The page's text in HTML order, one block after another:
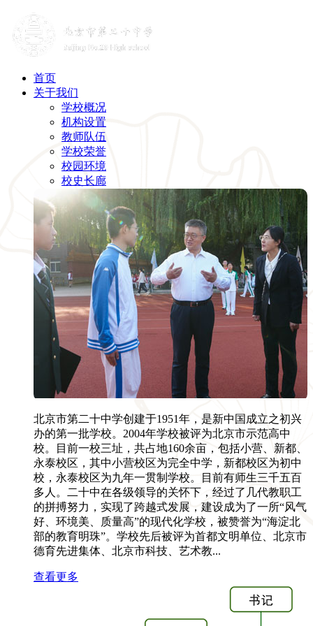
首页
关于我们
学校概况
机构设置
教师队伍
学校荣誉
校园环境
校史长廊
北京市第二十中学创建于1951年，是新中国成立之初兴
办的第一批学校。2004年学校被评为北京市示范高中
校。目前一校三址，共占地160余亩，包括小营、新都、
永泰校区，其中小营校区为完全中学，新都校区为初中
校，永泰校区为九年一贯制学校。目前有师生三千五百
多人。二十中在各级领导的关怀下，经过了几代教职工
的拼搏努力，实现了跨越式发展，建设成为了一所“风气
好、环境美、质量高”的现代化学校，被赞誉为“海淀北
部的教育明珠”。学校先后被评为首都文明单位、北京市
德育先进集体、北京市科技、艺术教...
查看更多